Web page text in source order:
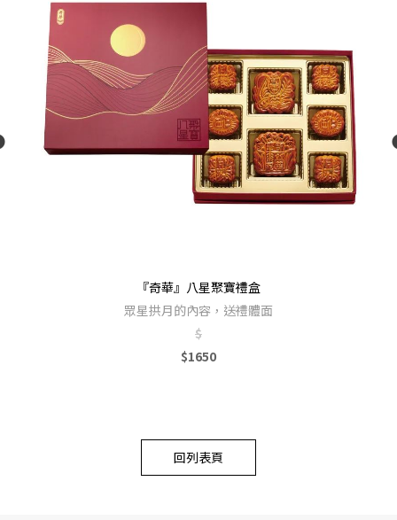
『奇華』八星聚寶禮盒
眾星拱月的內容，送禮體面
$
$1650
回列表頁